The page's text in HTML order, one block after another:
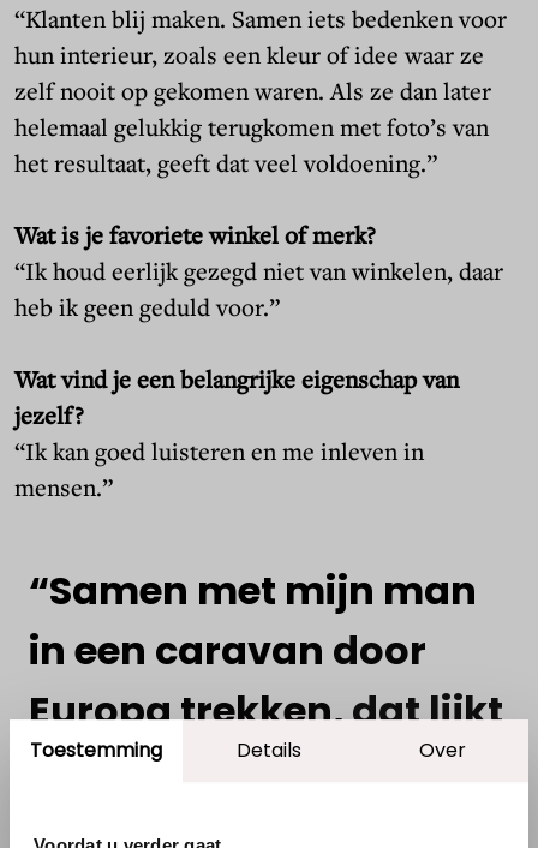
Toestemming Details Over
“Klanten blij maken. Samen iets bedenken voor
hun interieur, zoals een kleur of idee waar ze
zelf nooit op gekomen waren. Als ze dan later
helemaal gelukkig terugkomen met foto’s van
het resultaat, geeft dat veel voldoening.”
Wat is je favoriete winkel of merk?
“Ik houd eerlijk gezegd niet van winkelen, daar
heb ik geen geduld voor.”
Wat vind je een belangrijke eigenschap van
jezelf?
“Ik kan goed luisteren en me inleven in
mensen.”
“Samen met mijn man
in een caravan door
Europatrekken,datlijkt
mewel wat”